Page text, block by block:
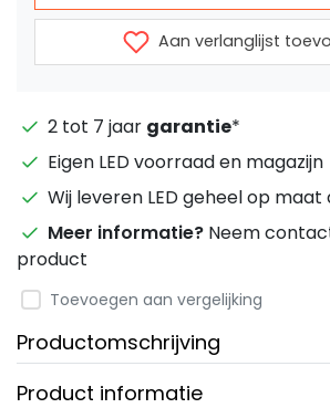
Aan verlanglijst
2 tot 7 jaar garantie*
Eigen LED voorraad en magazijn
Wij leveren LED geheel op maat
Meer informatie? Neem
product
Toevoegen aan vergelijking
Productomschrijving
Product informatie